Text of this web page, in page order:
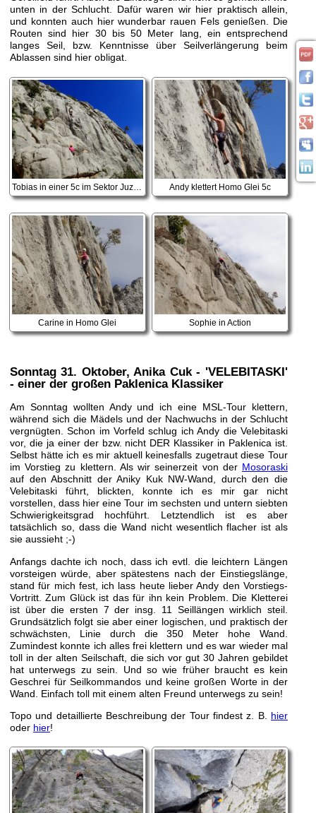
unten in der Schlucht. Dafür waren wir hier praktisch allein,
und konnten auch hier wunderbar rauen Fels genießen. Die
Routen sind hier 30 bis 50 Meter lang, ein entsprechend
langes Seil, bzw. Kenntnisse über Seilverlängerung beim
Ablassen sind hier obligat.
Tobias in einer 5c im Sektor Juzna stijena Andy klettert Homo Glei 5c
Carine in Homo Glei Sophie in Action
Sonntag 31. Oktober, Anika Cuk - 'VELEBITASKI'
- einer der großen Paklenica Klassiker
Am Sonntag wollten Andy und ich eine MSL-Tour klettern,
während sich die Mädels und der Nachwuchs in der Schlucht
vergnügten. Schon im Vorfeld schlug ich Andy die Velebitaski
vor, die ja einer der bzw. nicht DER Klassiker in Paklenica ist.
Selbst hätte ich es mir aktuell keinesfalls zugetraut diese Tour
im Vorstieg zu klettern. Als wir seinerzeit von der Mosoraski
auf den Abschnitt der Aniky Kuk NW-Wand, durch den die
Velebitaski führt, blickten, konnte ich es mir gar nicht
vorstellen, dass hier eine Tour im sechsten und untern siebten
Schwierigkeitsgrad hochführt. Letztendlich ist es aber
tatsächlich so, dass die Wand nicht wesentlich flacher ist als
sie aussieht ;-)
Anfangs dachte ich noch, dass ich evtl. die leichtern Längen
vorsteigen würde, aber spätestens nach der Einstiegslänge,
stand für mich fest, ich lass heute lieber Andy den Vorstiegs-
Vortritt. Zum Glück ist das für ihn kein Problem. Die Kletterei
ist über die ersten 7 der insg. 11 Seillängen wirklich steil.
Grundsätzlich folgt sie aber einer logischen, und praktisch der
schwächsten, Linie durch die 350 Meter hohe Wand.
Zumindest konnte ich alles frei klettern und es war wieder mal
toll in der alten Seilschaft, die sich vor gut 30 Jahren gebildet
hat unterwegs zu sein. Und so wie früher braucht es kein
Geschrei für Seilkommandos und keine großen Worte in der
Wand. Einfach toll mit einem alten Freund unterwegs zu sein!
Topo und detaillierte Beschreibung der Tour findest z. B. hier
oder hier!